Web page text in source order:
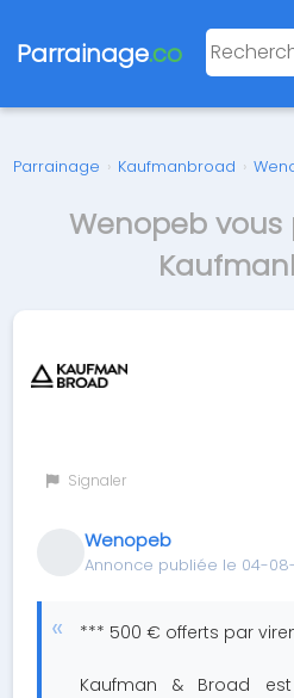
Parrainage.co
Parrainage › Kaufmanbroad ›
Wenopeb
Signaler
Wenopeb
Annonce publiée le 04-
*** 500 € offerts par
Kaufman & Broad